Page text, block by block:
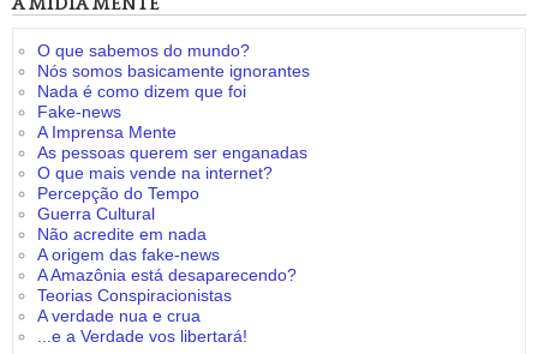
O que sabemos do mundo?
Nós somos basicamente ignorantes
Nada é como dizem que foi
Fake-news
A Imprensa Mente
As pessoas querem ser enganadas
O que mais vende na internet?
Percepção do Tempo
Guerra Cultural
Não acredite em nada
A origem das fake-news
A Amazônia está desaparecendo?
Teorias Conspiracionistas
A verdade nua e crua
...e a Verdade vos libertará!